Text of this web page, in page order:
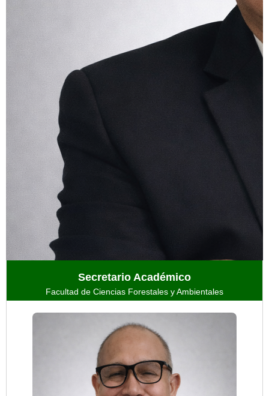
Secretario Académico
Facultad de Ciencias Forestales y Ambientales